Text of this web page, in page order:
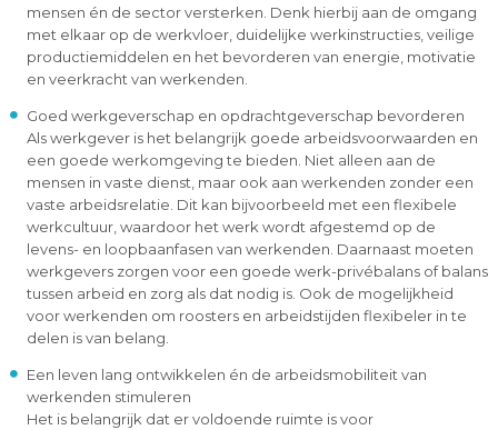
mensen én de sector versterken. Denk hierbij aan de omgang
met elkaar op de werkvloer, duidelijke werkinstructies, veilige
productiemiddelen en het bevorderen van energie, motivatie
en veerkracht van werkenden.
Goed werkgeverschap en opdrachtgeverschap bevorderen
Als werkgever is het belangrijk goede arbeidsvoorwaarden en
een goede werkomgeving te bieden. Niet alleen aan de
mensen in vaste dienst, maar ook aan werkenden zonder een
vaste arbeidsrelatie. Dit kan bijvoorbeeld met een flexibele
werkcultuur, waardoor het werk wordt afgestemd op de
levens- en loopbaanfasen van werkenden. Daarnaast moeten
werkgevers zorgen voor een goede werk-privébalans of balans
tussen arbeid en zorg als dat nodig is. Ook de mogelijkheid
voor werkenden om roosters en arbeidstijden flexibeler in te
delen is van belang.
Een leven lang ontwikkelen én de arbeidsmobiliteit van
werkenden stimuleren
Het is belangrijk dat er voldoende ruimte is voor